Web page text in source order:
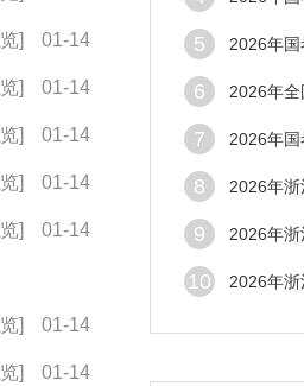
01-14
]
01-14
]
01-14
]
01-14
]
01-14
]
01-14
]
01-14
]
5 2026年
6 2026年
7 2026年
8 2026年浙
9 2026年
10 2026年